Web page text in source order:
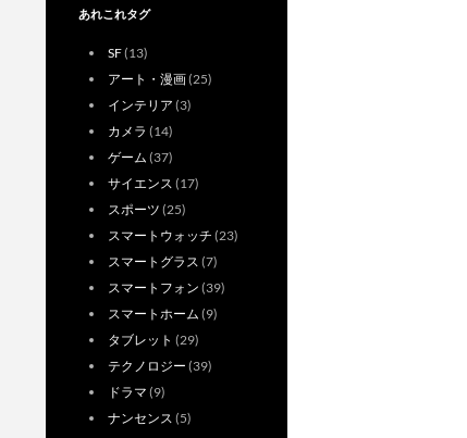
あれこれタグ
SF(13)
アート・漫画(25)
インテリア (3)
カメラ (14)
ゲーム (37)
サイエンス (17)
スポーツ (25)
スマートウォッチ (23)
スマートグラス (7)
スマートフォン (39)
スマートホーム (9)
タブレット (29)
テクノロジー (39)
ドラマ (9)
ナンセンス (5)